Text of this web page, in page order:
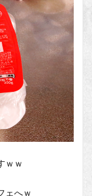
ｗｗ
ェへｗ